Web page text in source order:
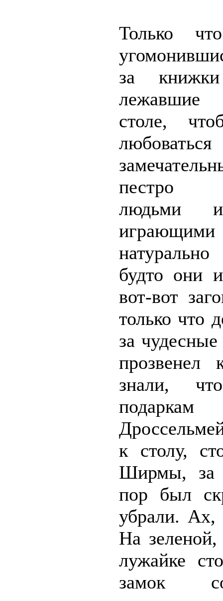
Только
за
лежавшие
столе,
пестро
людьми и
будто они
вот-вот
только что
за
прозвенел
знали,
к столу,
Ширмы, за
пор был
убрали. Ах,
На
лужайке
замок